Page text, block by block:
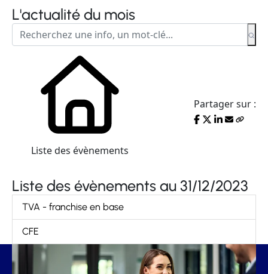
L'actualité du mois
Liste des évènements
Partager sur :
Liste des évènements au 31/12/2023
TVA - franchise en base
CFE